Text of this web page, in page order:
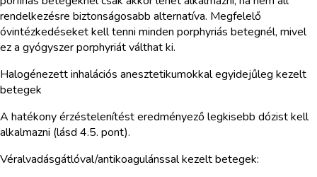
rendelkezésre biztonságosabb alternatíva. Megfelelő
óvintézkedéseket kell tenni minden porphyriás betegnél, mivel
ez a gyógyszer porphyriát válthat ki.
Halogénezett inhalációs anesztetikumokkal egyidejűleg kezelt
betegek
A hatékony érzéstelenítést eredményező legkisebb dózist kell
alkalmazni (lásd 4.5. pont).
Véralvadásgátlóval/antikoagulánssal kezelt betegek: